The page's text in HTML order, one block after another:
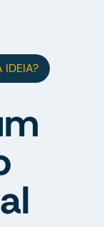
IDEIA?